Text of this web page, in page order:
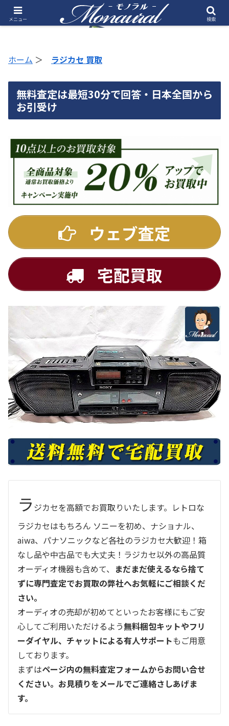
ホーム ＞ ラジカセ 買取
無料査定は最短30分で回答・日本全国から
お引受け
ウェブ査定
宅配買取
ラジカセを高額でお買取りいたします。レトロな
ラジカセはもちろん ソニーを初め、ナショナル、
aiwa、パナソニックなど各社のラジカセ大歓迎！箱
なし品や中古品でも大丈夫！ラジカセ以外の高品質
オーディオ機器も含めて、 まだまだ使えるなら捨て
ずに専門査定でお買取の弊社へお気軽にご相談くだ
さい。
オーディオの売却が初めてといったお客様にもご安
心してご利用いただけるよう無料梱包キットやフリ
ーダイヤル、チャットによる有人サポートもご用意
しております。
まずはページ内の無料査定フォームからお問い合せ
ください。お見積りをメールでご連絡さしあげま
す。
メニュー 検索